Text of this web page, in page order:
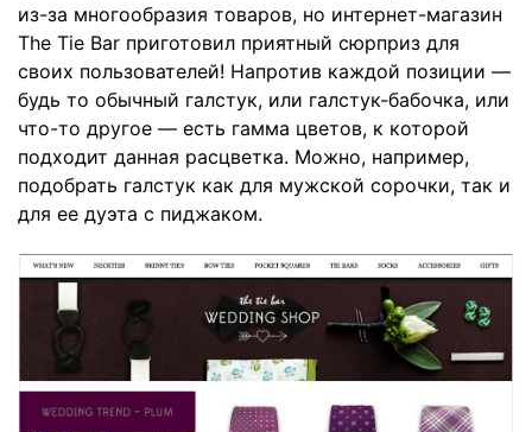
из-за многообразия товаров, но интернет-магазин
The Tie Bar приготовил приятный сюрприз для
своих пользователей! Напротив каждой позиции —
будь то обычный галстук, или галстук-бабочка, или
что-то другое — есть гамма цветов, к которой
подходит данная расцветка. Можно, например,
подобрать галстук как для мужской сорочки, так и
для ее дуэта с пиджаком.